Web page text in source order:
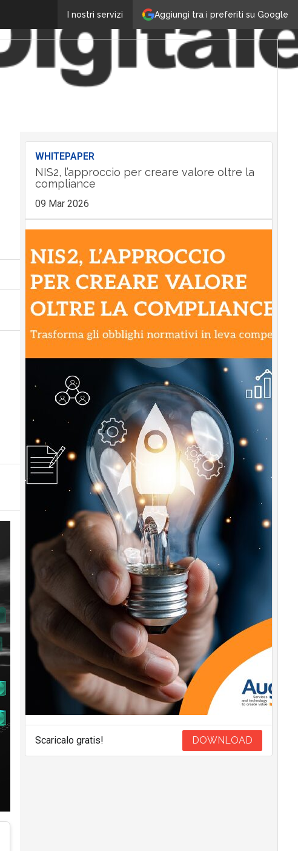
Aggiungi tra i preferiti su Google
I nostri servizi
WHITEPAPER
NIS2, l’approccio per creare valore oltre la
compliance
09 Mar 2026
Scaricalo gratis! DOWNLOAD